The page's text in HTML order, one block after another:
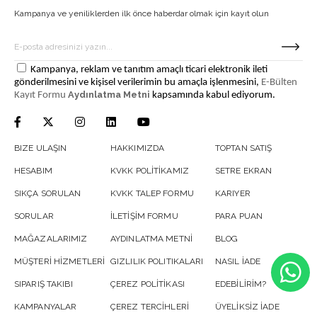
Kampanya ve yeniliklerden ilk önce haberdar olmak için kayıt olun
Kampanya, reklam ve tanıtım amaçlı ticari elektronik ileti
gönderilmesini ve kişisel verilerimin bu amaçla işlenmesini, E-Bülten
Kayıt Formu Aydınlatma Metni kapsamında kabul ediyorum.
BIZE ULAŞIN
HESABIM
SIKÇA SORULAN
SORULAR
MAĞAZALARIMIZ
MÜŞTERİ HİZMETLERİ
SIPARIŞ TAKIBI
KAMPANYALAR
HAKKIMIZDA
KVKK POLİTİKAMIZ
KVKK TALEP FORMU
İLETİŞİM FORMU
AYDINLATMA METNİ
GIZLILIK POLITIKALARI
ÇEREZ POLİTİKASI
ÇEREZ TERCİHLERİ
TOPTAN SATIŞ
SETRE EKRAN
KARIYER
PARA PUAN
BLOG
NASIL İADE
EDEBİLİRİM?
ÜYELİKSİZ İADE